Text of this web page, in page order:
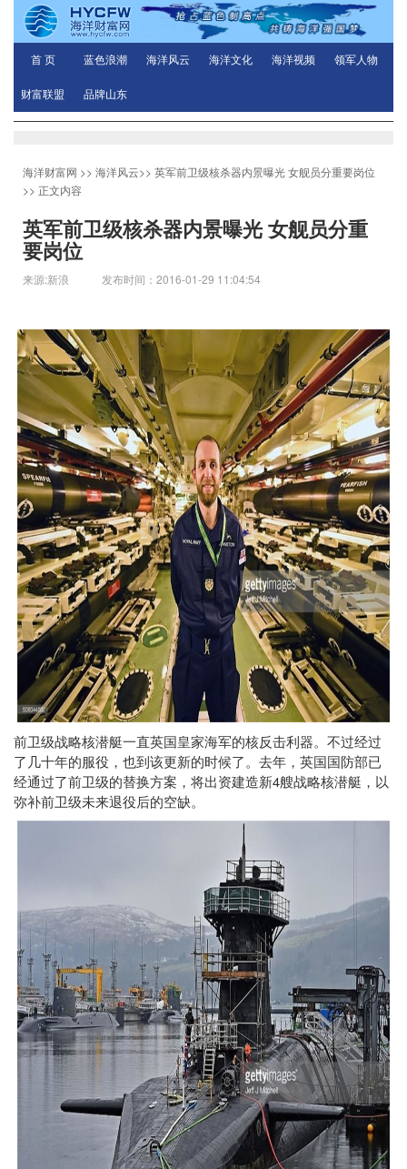
首 页 蓝色浪潮 海洋风云 海洋文化 海洋视频 领军人物
财富联盟 品牌山东
海洋财富网 >> 海洋风云>> 英军前卫级核杀器内景曝光 女舰员分重要岗位
>> 正文内容
英军前卫级核杀器内景曝光 女舰员分重
要岗位
来源:新浪 发布时间：2016-01-29 11:04:54
前卫级战略核潜艇一直英国皇家海军的核反击利器。不过经过
了几十年的服役，也到该更新的时候了。去年，英国国防部已
经通过了前卫级的替换方案，将出资建造新4艘战略核潜艇，以
弥补前卫级未来退役后的空缺。